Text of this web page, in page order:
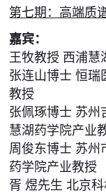
第七期：高端质
嘉宾：
王牧教授 西浦慧
张连山博士 恒瑞
教授
张佩琢博士 苏州
慧湖药学院产业
周俊东博士 苏州
药学院产业教授
胥 煜先生 北京